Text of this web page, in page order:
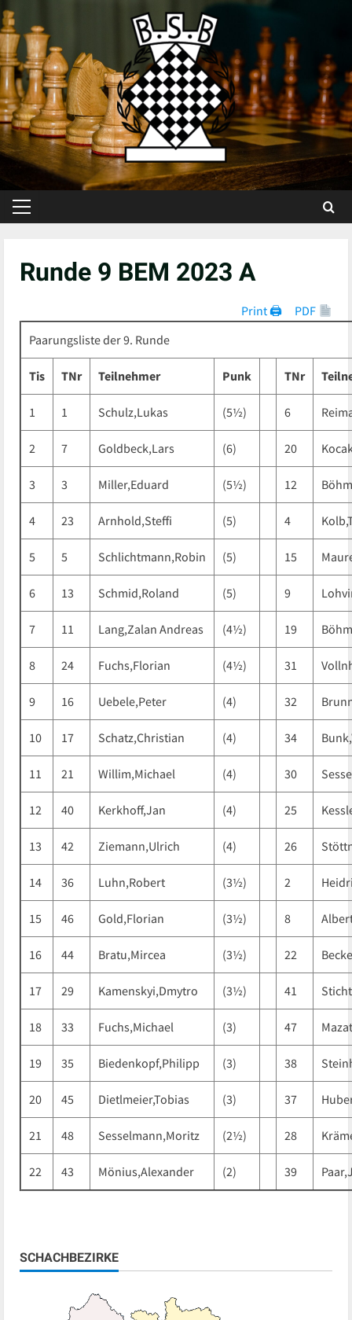
Skip
to
content
Primary
Runde 9 BEM 2023 A
Print 🖨
PDF
Paarungsliste der 9. Runde
Tis TNr Teilnehmer Punk TNr
1 1 Schulz,Lukas (5½) 6
2 7 Goldbeck,Lars (6) 20
3 3 Miller,Eduard (5½) 12
4 23 Arnhold,Steffi (5) 4
5 5 Schlichtmann,Robin (5) 15
6 13 Schmid,Roland (5) 9
7 11 Lang,Zalan Andreas (4½) 19
8 24 Fuchs,Florian (4½) 31
9 16 Uebele,Peter (4) 32
10 17 Schatz,Christian (4) 34
11 21 Willim,Michael (4) 30
12 40 Kerkhoff,Jan (4) 25
13 42 Ziemann,Ulrich (4) 26
14 36 Luhn,Robert (3½) 2
15 46 Gold,Florian (3½) 8
16 44 Bratu,Mircea (3½) 22
17 29 Kamenskyi,Dmytro (3½) 41
18 33 Fuchs,Michael (3) 47
19 35 Biedenkopf,Philipp (3) 38
20 45 Dietlmeier,Tobias (3) 37
21 48 Sesselmann,Moritz (2½) 28
22 43 Mönius,Alexander (2) 39
SCHACHBEZIRKE